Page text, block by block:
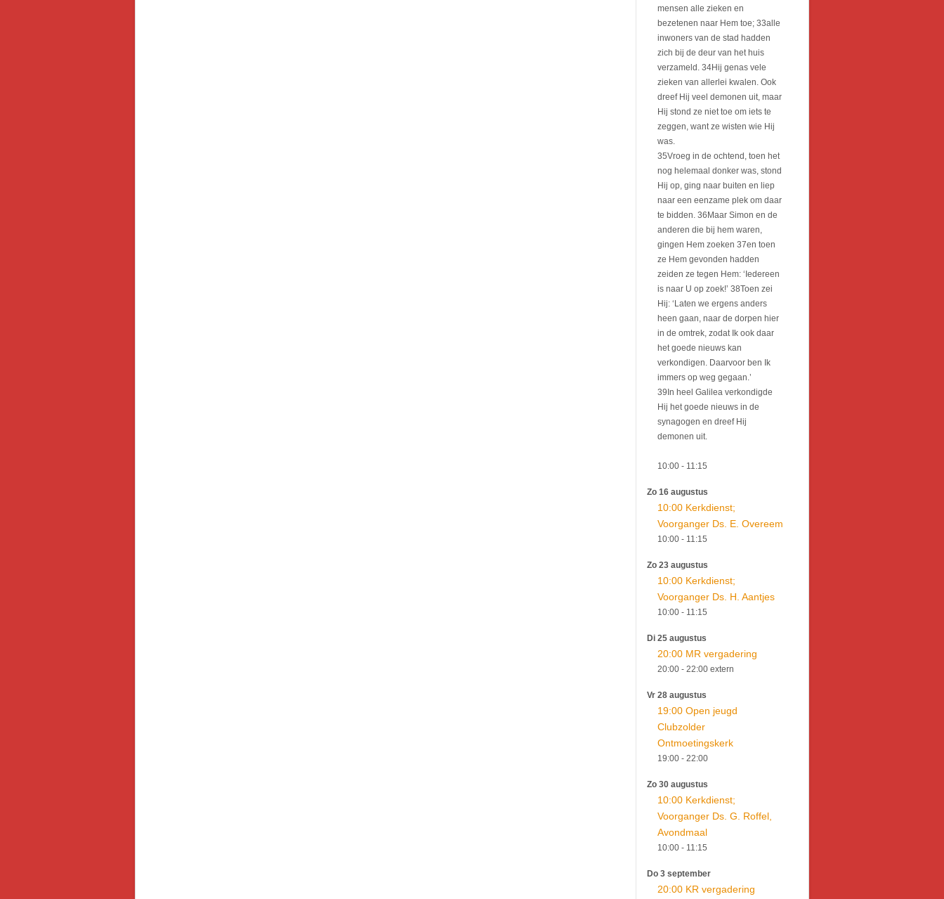
mensen alle zieken en
bezetenen naar Hem toe; 33alle
inwoners van de stad hadden
zich bij de deur van het huis
verzameld. 34Hij genas vele
zieken van allerlei kwalen. Ook
dreef Hij veel demonen uit, maar
Hij stond ze niet toe om iets te
zeggen, want ze wisten wie Hij
was.
35Vroeg in de ochtend, toen het
nog helemaal donker was, stond
Hij op, ging naar buiten en liep
naar een eenzame plek om daar
te bidden. 36Maar Simon en de
anderen die bij hem waren,
gingen Hem zoeken 37en toen
ze Hem gevonden hadden
zeiden ze tegen Hem: ‘Iedereen
is naar U op zoek!’ 38Toen zei
Hij: ‘Laten we ergens anders
heen gaan, naar de dorpen hier
in de omtrek, zodat Ik ook daar
het goede nieuws kan
verkondigen. Daarvoor ben Ik
immers op weg gegaan.’
39In heel Galilea verkondigde
Hij het goede nieuws in de
synagogen en dreef Hij
demonen uit.
10:00 - 11:15
Zo 16 augustus
10:00 Kerkdienst;
Voorganger Ds. E. Overeem
10:00 - 11:15
Zo 23 augustus
10:00 Kerkdienst;
Voorganger Ds. H. Aantjes
10:00 - 11:15
Di 25 augustus
20:00 MR vergadering
20:00 - 22:00extern
Vr 28 augustus
19:00 Open jeugd
Clubzolder
Ontmoetingskerk
19:00 - 22:00
Zo 30 augustus
10:00 Kerkdienst;
Voorganger Ds. G. Roffel,
Avondmaal
10:00 - 11:15
Do 3 september
20:00 KR vergadering